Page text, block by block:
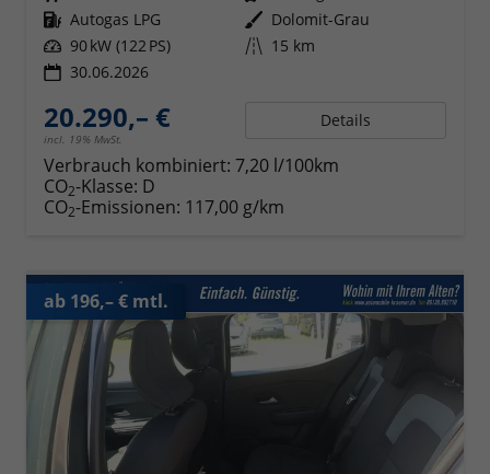
Kraftstoff Autogas LPG Außenfarbe Dolomit-Grau
Leistung 90 kW (122 PS) Kilometerstand 15 km
30.06.2026
20.290,– €
incl. 19% MwSt.
Details
Verbrauch kombiniert: 7,20 l/100km
CO2-Klasse: D
CO2-Emissionen: 117,00 g/km
ab 196,– € mtl.